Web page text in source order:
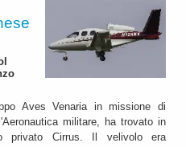
Aves Venaria in missione di
militare, ha trovato in
privato Cirrus. Il velivolo era